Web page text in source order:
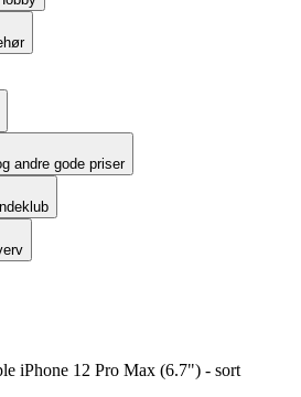
andre gode priser
iPhone 12 Pro Max (6.7") - sort